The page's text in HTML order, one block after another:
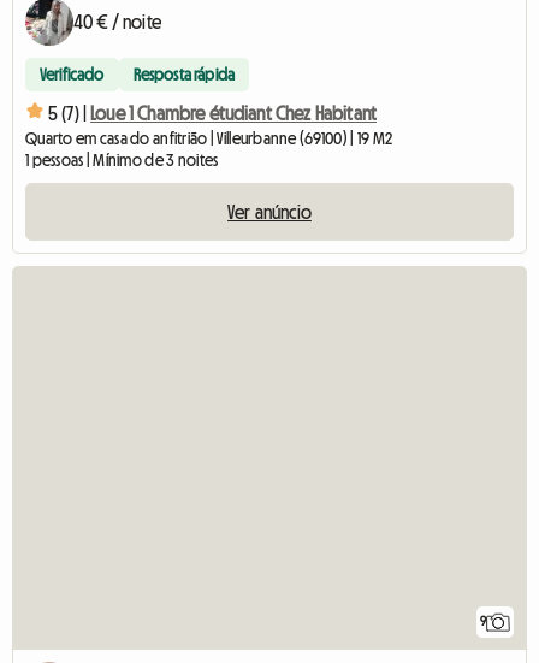
40 € / noite
Verificado Resposta rápida
5 (7) | Loue 1 Chambre étudiant Chez Habitant
Quarto em casa do anfitrião | Villeurbanne (69100) | 19 M2
1 pessoas | Mínimo de 3 noites
Ver anúncio
9